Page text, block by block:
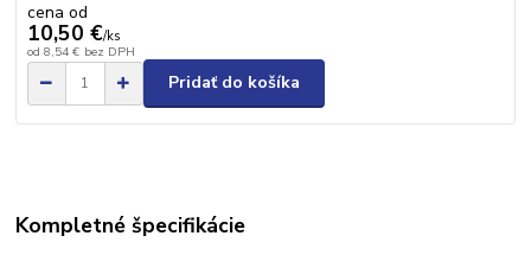
cena od
10,50 €/ks
od 8,54 € bez DPH
Pridať do košíka
Kompletné špecifikácie